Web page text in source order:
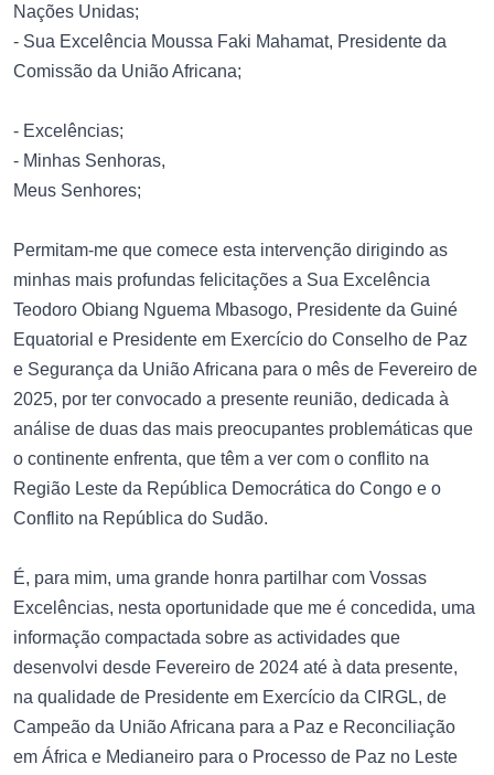
Nações Unidas;
- Sua Excelência Moussa Faki Mahamat, Presidente da
Comissão da União Africana;
- Excelências;
- Minhas Senhoras,
Meus Senhores;
Permitam-me que comece esta intervenção dirigindo as
minhas mais profundas felicitações a Sua Excelência
Teodoro Obiang Nguema Mbasogo, Presidente da Guiné
Equatorial e Presidente em Exercício do Conselho de Paz
e Segurança da União Africana para o mês de Fevereiro de
2025, por ter convocado a presente reunião, dedicada à
análise de duas das mais preocupantes problemáticas que
o continente enfrenta, que têm a ver com o conflito na
Região Leste da República Democrática do Congo e o
Conflito na República do Sudão.
É, para mim, uma grande honra partilhar com Vossas
Excelências, nesta oportunidade que me é concedida, uma
informação compactada sobre as actividades que
desenvolvi desde Fevereiro de 2024 até à data presente,
na qualidade de Presidente em Exercício da CIRGL, de
Campeão da União Africana para a Paz e Reconciliação
em África e Medianeiro para o Processo de Paz no Leste